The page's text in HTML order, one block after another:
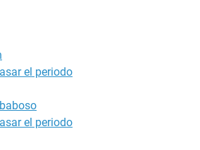
el periodo
el periodo